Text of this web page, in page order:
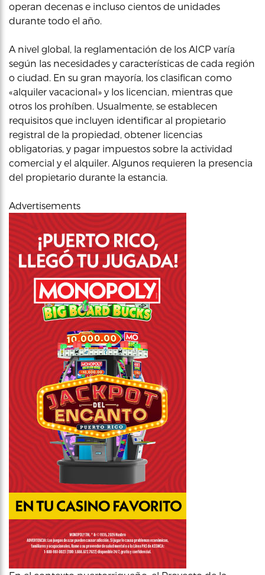
operan decenas e incluso cientos de unidades
durante todo el año.
A nivel global, la reglamentación de los AICP varía
según las necesidades y características de cada región
o ciudad. En su gran mayoría, los clasifican como
«alquiler vacacional» y los licencian, mientras que
otros los prohíben. Usualmente, se establecen
requisitos que incluyen identificar al propietario
registral de la propiedad, obtener licencias
obligatorias, y pagar impuestos sobre la actividad
comercial y el alquiler. Algunos requieren la presencia
del propietario durante la estancia.
Advertisements